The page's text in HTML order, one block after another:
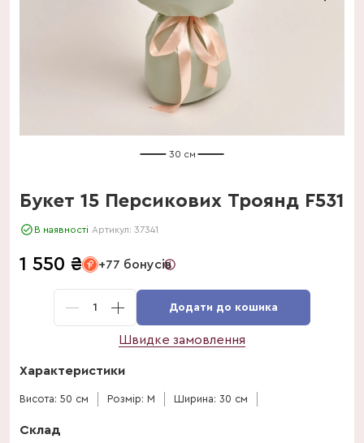
30 см
Букет 15 Персикових Троянд F531
В наявності Артикул: 37341
1 550 ₴ +77 бонусів
1 Додати до кошика
Швидке замовлення
Характеристики
Висота: 50 см Розмір: M Ширина: 30 см
Склад